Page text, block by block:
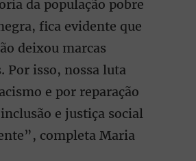
da população pobre
fica evidente que
deixou marcas
Por isso, nossa luta
e por reparação
e justiça social
completa Maria